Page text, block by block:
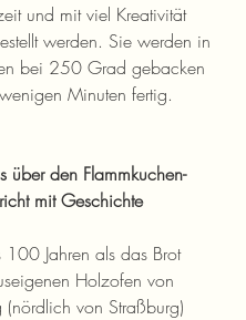
und mit viel Kreativität
werden. Sie werden in
bei 250 Grad gebacken
Minuten fertig.
über den Flammkuchen-
mit Geschichte
100 Jahren als das Brot
Holzofen von
(nördlich von Straßburg)